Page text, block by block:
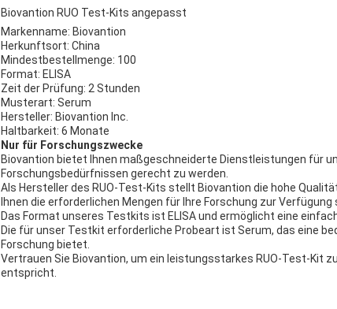
Biovantion RUO Test-Kits angepasst
Markenname: Biovantion
Herkunftsort: China
Mindestbestellmenge: 100
Format: ELISA
Zeit der Prüfung: 2 Stunden
Musterart: Serum
Hersteller: Biovantion Inc.
Haltbarkeit: 6 Monate
Nur für Forschungszwecke
Biovantion bietet Ihnen maßgeschneiderte Dienstleistungen für
Forschungsbedürfnissen gerecht zu werden.
Als Hersteller des RUO-Test-Kits stellt Biovantion die hohe
Ihnen die erforderlichen Mengen für Ihre Forschung zur Verfügung
Das Format unseres Testkits ist ELISA und ermöglicht eine
Die für unser Testkit erforderliche Probeart ist Serum, das eine
Forschung bietet.
Vertrauen Sie Biovantion, um ein leistungsstarkes RUO-Test-Kit
entspricht.